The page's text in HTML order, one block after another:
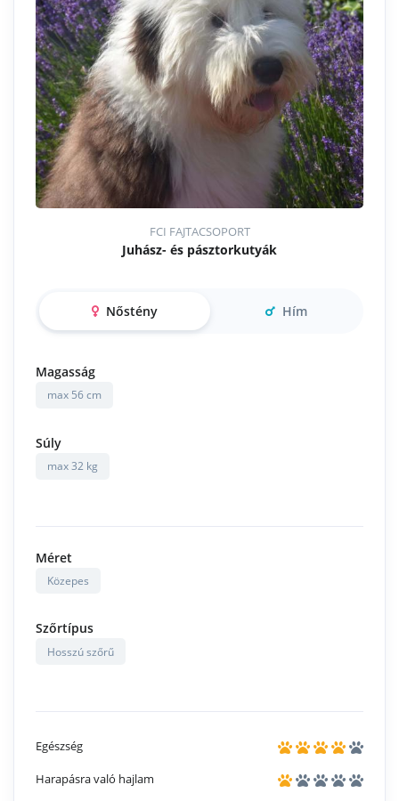
FCI FAJTACSOPORT
Juhász- és pásztorkutyák
Nőstény Hím
Magasság
max 56 cm
Súly
max 32 kg
Méret
Közepes
Szőrtípus
Hosszú szőrű
Egészség
Harapásra való hajlam